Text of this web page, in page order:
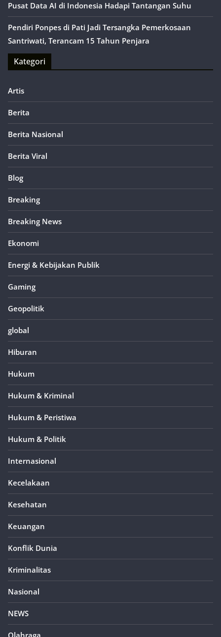
Pusat Data AI di Indonesia Hadapi Tantangan Suhu
Pendiri Ponpes di Pati Jadi Tersangka Pemerkosaan
Santriwati, Terancam 15 Tahun Penjara
Kategori
Artis
Berita
Berita Nasional
Berita Viral
Blog
Breaking
Breaking News
Ekonomi
Energi & Kebijakan Publik
Gaming
Geopolitik
global
Hiburan
Hukum
Hukum & Kriminal
Hukum & Peristiwa
Hukum & Politik
Internasional
Kecelakaan
Kesehatan
Keuangan
Konflik Dunia
Kriminalitas
Nasional
NEWS